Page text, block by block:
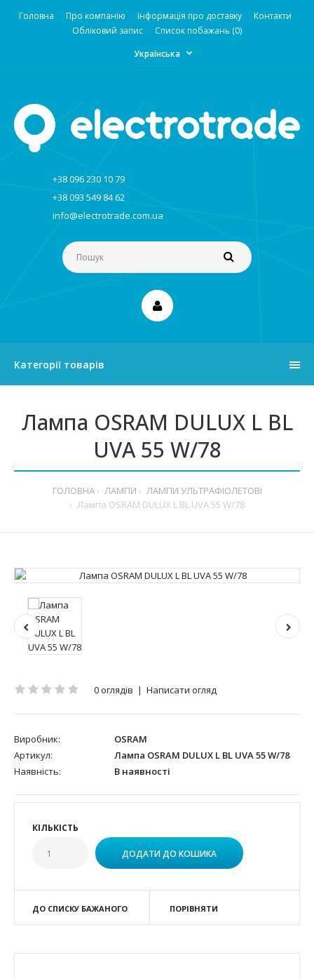
Головна Про компанію Інформація про доставку
Контакти
Обліковий запис
Список побажань (0)
Українська
+38 096 230 10 79
+38 093 549 84 62
info@electrotrade.com.ua
Категорії товарів
Лампа OSRAM DULUX L BL
UVA 55 W/78
ГОЛОВНА ЛАМПИ
ЛАМПИ УЛЬТРАФІОЛЕТОВІ
Лампа OSRAM DULUX L BL UVA 55 W/78
0 оглядів | Написати огляд
Виробник:
OSRAM
Артикул:
Лампа OSRAM DULUX L BL UVA 55 W/78
Наявність:
В наявності
КІЛЬКІСТЬ
ДО СПИСКУ БАЖАНОГО ПОРІВНЯТИ